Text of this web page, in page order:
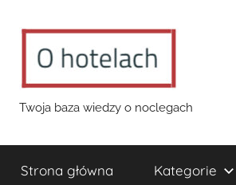
o-
hotelach.pl
Twoja baza wiedzy o noclegach
Strona główna Kategorie